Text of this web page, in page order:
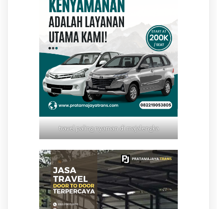
travel paling nyaman di majalengka